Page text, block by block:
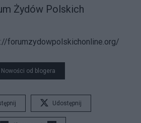
Żydów Polskich
forumzydowpolskichonline.org/
Nowości od blogera
Udostępnij